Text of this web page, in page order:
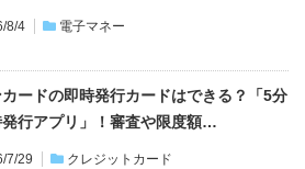
8/4 電子マネー
ードの即時発行カードはできる？「5分
行アプリ」！審査や限度額…
7/29 クレジットカード